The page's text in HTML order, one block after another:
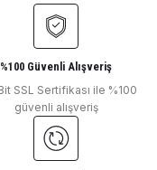
%100 Güvenli Alışveriş
SSL Sertifikası ile %100
güvenli alışveriş